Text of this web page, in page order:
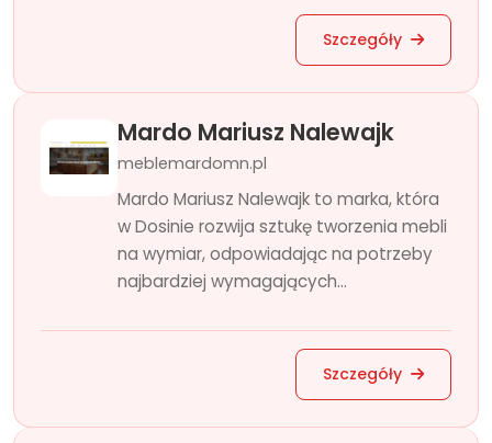
Szczegóły
Mardo Mariusz Nalewajk
meblemardomn.pl
Mardo Mariusz Nalewajk to marka, która
w Dosinie rozwija sztukę tworzenia mebli
na wymiar, odpowiadając na potrzeby
najbardziej wymagających...
Szczegóły